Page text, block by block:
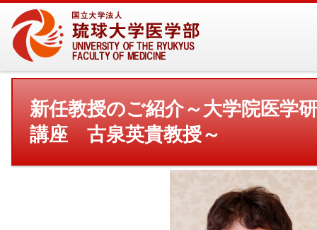
新任教授のご紹介～大学院医学
講座 古泉英貴教授～